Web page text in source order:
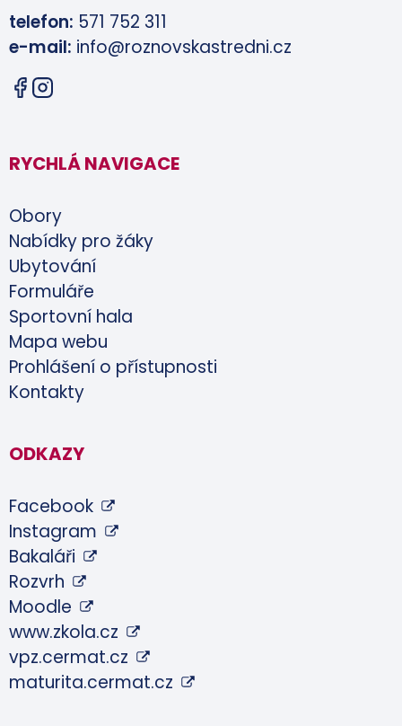
telefon: 571 752 311
e-mail: info@roznovskastredni.cz
RYCHLÁ NAVIGACE
Obory
Nabídky pro žáky
Ubytování
Formuláře
Sportovní hala
Mapa webu
Prohlášení o přístupnosti
Kontakty
ODKAZY
Facebook
Instagram
Bakaláři
Rozvrh
Moodle
www.zkola.cz
vpz.cermat.cz
maturita.cermat.cz